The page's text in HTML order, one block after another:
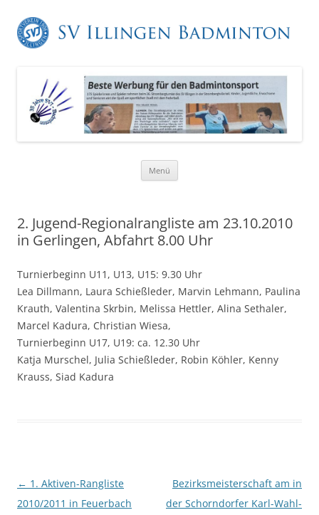
Menü
2. Jugend-Regionalrangliste am 23.10.2010
in Gerlingen, Abfahrt 8.00 Uhr
Turnierbeginn U11, U13, U15: 9.30 Uhr
Lea Dillmann, Laura Schießleder, Marvin Lehmann, Paulina
Krauth, Valentina Skrbin, Melissa Hettler, Alina Sethaler,
Marcel Kadura, Christian Wiesa,
Turnierbeginn U17, U19: ca. 12.30 Uhr
Katja Murschel, Julia Schießleder, Robin Köhler, Kenny
Krauss, Siad Kadura
Beitragsnavigation
← 1. Aktiven-Rangliste
2010/2011 in Feuerbach
Bezirksmeisterschaft am in
der Schorndorfer Karl-Wahl-